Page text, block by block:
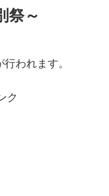
祭～
われます。
ク